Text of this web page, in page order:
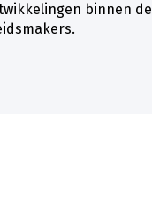
binnen de